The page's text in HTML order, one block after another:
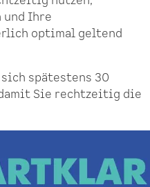
und Ihre
optimal geltend
spätestens 30
Sie rechtzeitig die